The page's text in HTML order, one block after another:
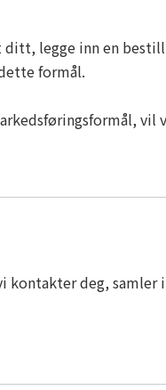
legge inn en
formål.
deg, samler